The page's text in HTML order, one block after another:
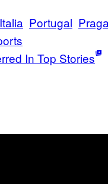
Italia Portugal Praga
In Top Stories